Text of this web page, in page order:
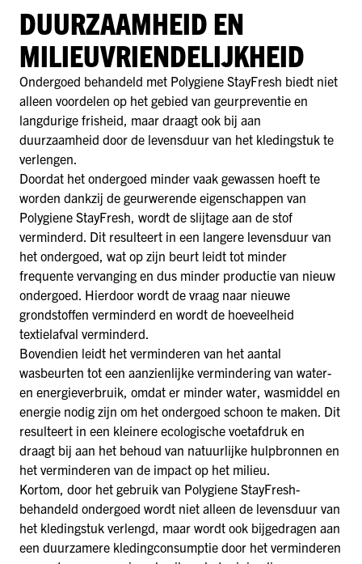
DUURZAAMHEID EN
MILIEUVRIENDELIJKHEID
Ondergoed behandeld met Polygiene StayFresh biedt niet
alleen voordelen op het gebied van geurpreventie en
langdurige frisheid, maar draagt ook bij aan
duurzaamheid door de levensduur van het kledingstuk te
verlengen.
Doordat het ondergoed minder vaak gewassen hoeft te
worden dankzij de geurwerende eigenschappen van
Polygiene StayFresh, wordt de slijtage aan de stof
verminderd. Dit resulteert in een langere levensduur van
het ondergoed, wat op zijn beurt leidt tot minder
frequente vervanging en dus minder productie van nieuw
ondergoed. Hierdoor wordt de vraag naar nieuwe
grondstoffen verminderd en wordt de hoeveelheid
textielafval verminderd.
Bovendien leidt het verminderen van het aantal
wasbeurten tot een aanzienlijke vermindering van water-
en energieverbruik, omdat er minder water, wasmiddel en
energie nodig zijn om het ondergoed schoon te maken. Dit
resulteert in een kleinere ecologische voetafdruk en
draagt bij aan het behoud van natuurlijke hulpbronnen en
het verminderen van de impact op het milieu.
Kortom, door het gebruik van Polygiene StayFresh-
behandeld ondergoed wordt niet alleen de levensduur van
het kledingstuk verlengd, maar wordt ook bijgedragen aan
een duurzamere kledingconsumptie door het verminderen